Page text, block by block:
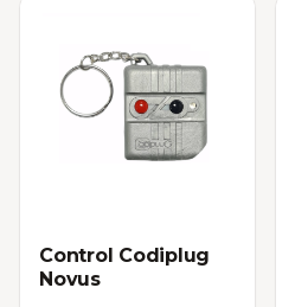
Control Codiplug
Novus